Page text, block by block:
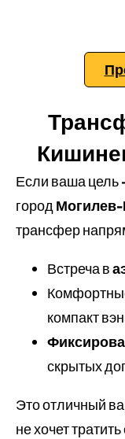
Если ваша цель
город
трансфер
Встреча в
компакт
скрытых
Это отличный
не хочет